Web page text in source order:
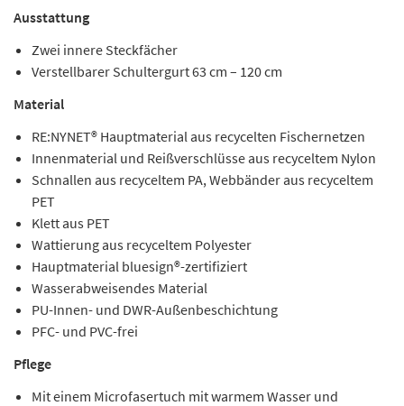
Ausstattung
Zwei innere Steckfächer
Verstellbarer Schultergurt 63 cm – 120 cm
Material
RE:NYNET® Hauptmaterial aus recycelten Fischernetzen
Innenmaterial und Reißverschlüsse aus recyceltem Nylon
Schnallen aus recyceltem PA, Webbänder aus recyceltem
PET
Klett aus PET
Wattierung aus recyceltem Polyester
Hauptmaterial bluesign®-zertifiziert
Wasserabweisendes Material
PU-Innen- und DWR-Außenbeschichtung
PFC- und PVC-frei
Pflege
Mit einem Microfasertuch mit warmem Wasser und